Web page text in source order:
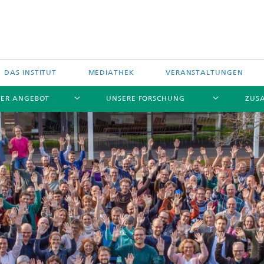
DAS INSTITUT MEDIATHEK VERANSTALTUNGEN
ANGEBOT UNSERE FORSCHUNG